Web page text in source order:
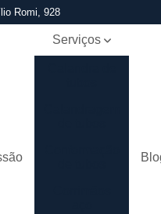
Romi, 928
Serviços